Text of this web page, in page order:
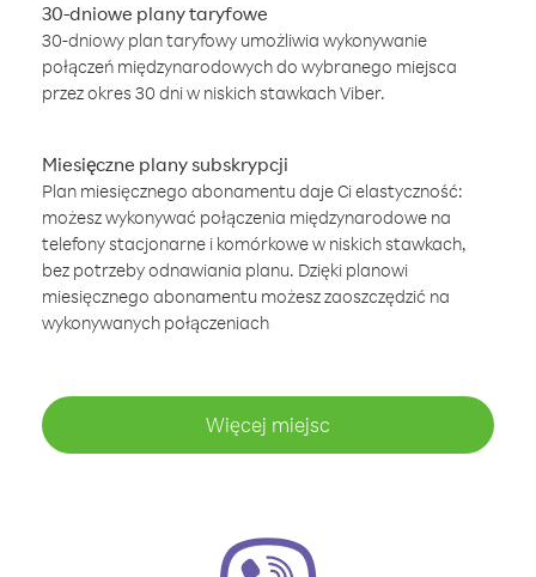
30-dniowe plany taryfowe
30-dniowy plan taryfowy umożliwia wykonywanie
połączeń międzynarodowych do wybranego miejsca
przez okres 30 dni w niskich stawkach Viber.
Miesięczne plany subskrypcji
Plan miesięcznego abonamentu daje Ci elastyczność:
możesz wykonywać połączenia międzynarodowe na
telefony stacjonarne i komórkowe w niskich stawkach,
bez potrzeby odnawiania planu. Dzięki planowi
miesięcznego abonamentu możesz zaoszczędzić na
wykonywanych połączeniach
Więcej miejsc